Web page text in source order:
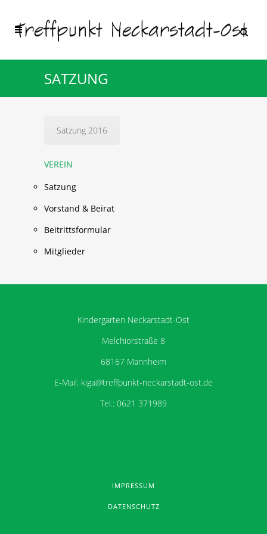
SATZUNG
Satzung 2016
VEREIN
Satzung
Vorstand & Beirat
Beitrittsformular
Mitglieder
Kindergarten Neckarstadt-Ost
Melchiorstraße 8
68167 Mannheim
E-Mail: kiga@treffpunkt-neckarstadt-ost.de
Tel.: 0621 371989
IMPRESSUM
DATENSCHUTZ